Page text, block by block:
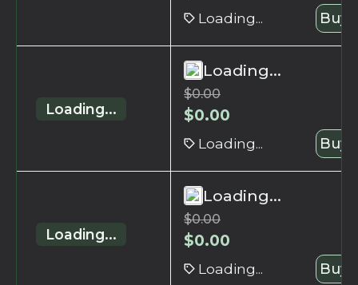
Loading... Buy
Loading...
Loading...
$0.00
$0.00
Loading... Buy
Loading...
Loading...
$0.00
$0.00
Loading... Buy